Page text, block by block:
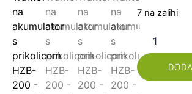
7 na zalihi